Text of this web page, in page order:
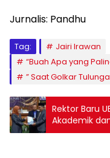
Jurnalis: Pandhu
Tag:
Jairi Irawan
“Buah Apa yang
” Saat Golkar
Rektor Baru
Akademik
Pertama